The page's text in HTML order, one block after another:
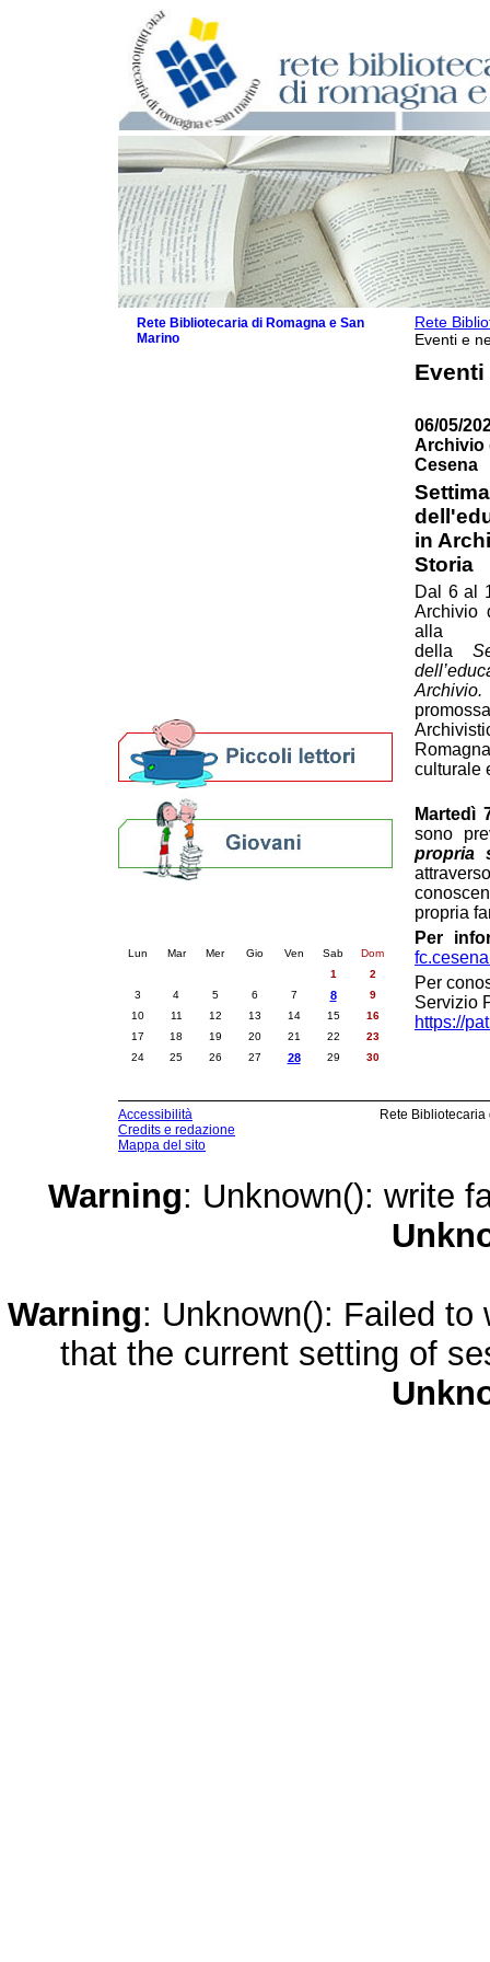
Rete
Eventi e
Eventi
06/05/
Archivio
Cesena
in
Storia
Dal 6 al
Archivio
alla
della
culturale
Martedì
sono
propria
propria
Per
Per
Servizio
https://
Rete Bibliotecaria di Romagna e San
Marino
Lun Mar Mer Gio Ven Sab
Dom
1
2
3
4 5 6 7 8
9
10
11 12 13 14 15
16
17
18 19 20 21 22
23
24
25 26 27 28 29 30
Accessibilità
Credits e redazione
Mappa del sito
Rete
Warning: Unknown(): write
Warning: Unknown(): Failed
that the current setting of